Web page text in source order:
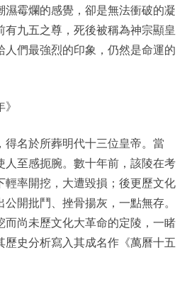
霉爛的感覺，卻是無法衝破的凝
九五之尊，死後被稱為神宗顯皇
們最強烈的印象，仍然是命運的
得名於所葬明代十三位皇帝。當
人至感扼腕。數十年前，該陵在考
輕率開挖，大遭毀損；後更歷文化
開批鬥、挫骨揚灰，一點無存。
而尚未歷文化大革命的定陵，一睹
史分析寫入其成名作《萬曆十五